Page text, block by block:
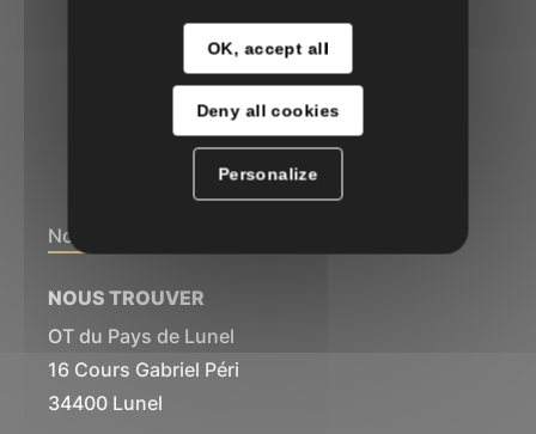
Nous contacter
NOUS TROUVER
OT du Pays de Lunel
16 Cours Gabriel Péri
34400 Lunel
OK, accept all
Deny all cookies
Personalize